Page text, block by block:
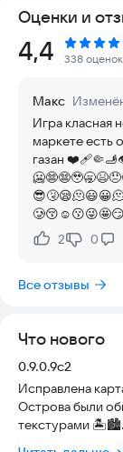
Особенности
1. Открытый
скрывать что-
2.
царит
различные
просто
3. Большое
велосипедов и
разнообразием
доступно для
другими
5. Формирование
банде, чтобы
Оценки и
4,4 338 оценок
Макс
Игра класная но кагда обновление! Пачему в блей
маркете есть
газан
Нравится:
2Не 0
Все отзывы
Что нового
Версия:
0.9.0.9c2
Исправлена
Острова были
текстурами 🏝️🏙️